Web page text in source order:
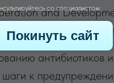
and
к антибиотикам
антибиотиков
к
сайт